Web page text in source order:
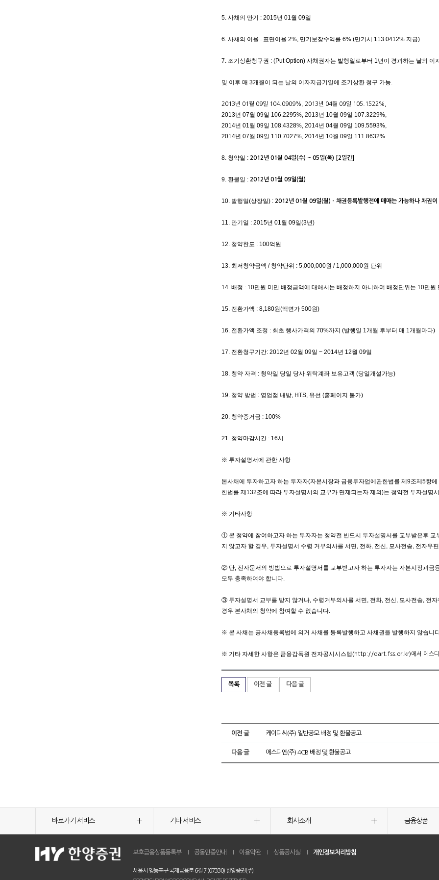
5. 사채의 만기 : 2015년 01월 09일
6. 사채의 이율 : 표면이율 2%, 만기보장수익률 6% (만기시 113.0412% 지급)
7. 조기상환청구권 : (Put Option) 사채권자는 발행일로부터 1년이 경과하는 날의 이
및 이후 매 3개월이 되는 날의 이자지급기일에 조기상환 청구 가능.
2013년 01월 09일 104.0909%, 2013년 04월 09일 105.1522%,
2013년 07월 09일 106.2295%, 2013년 10월 09일 107.3229%,
2014년 01월 09일 108.4328%, 2014년 04월 09일 109.5593%,
2014년 07월 09일 110.7027%, 2014년 10월 09일 111.8632%.
8. 청약일 : 2012년 01월 04일(수) ~ 05일(목) [2일간]
9. 환불일 : 2012년 01월 09일(월)
10. 발행일(상장일) : 2012년 01월 09일(월) - 채권등록발행전에 매매는 가능하나 채권
11. 만기일 : 2015년 01월 09일(3년)
12. 청약한도 : 100억원
13. 최저청약금액 / 청약단위 : 5,000,000원 / 1,000,000원 단위
14. 배정 : 10만원 미만 배정금액에 대해서는 배정하지 아니하며 배정단위는 10만원
15. 전환가액 : 8,180원(액면가 500원)
16. 전환가액 조정 : 최초 행사가격의 70%까지 (발행일 1개월 후부터 매 1개월마다)
17. 전환청구기간: 2012년 02월 09일 ~ 2014년 12월 09일
18. 청약 자격 : 청약일 당일 당사 위탁계좌 보유고객 (당일개설가능)
19. 청약 방법 : 영업점 내방, HTS, 유선 (홈페이지 불가)
20. 청약증거금 : 100%
21. 청약마감시간 : 16시
※ 투자설명서에 관한 사항
본사채에 투자하고자 하는 투자자(자본시장과 금융투자업에관한법률 제9조제5항
한법률 제132조에 따라 투자설명서의 교부가 면제되는자 제외)는 청약전 투자설명
※ 기타사항
① 본 청약에 참여하고자 하는 투자자는 청약전 반드시 투자설명서를 교부받은후
지 않고자 할 경우, 투자설명서 수령 거부의사를 서면, 전화, 전신, 모사전송, 전자우
② 단, 전자문서의 방법으로 투자설명서를 교부받고자 하는 투자자는 자본시장과금
모두 충족하여야 합니다.
③ 투자설명서 교부를 받지 않거나, 수령거부의사를 서면, 전화, 전신, 모사전송, 전
경우 본사채의 청약에 참여할 수 없습니다.
※ 본 사채는 공사채등록법에 의거 사채를 등록발행하고 사채권을 발행하지 않습니
※ 기타 자세한 사항은 금융감독원 전자공시시스템(http://dart.fss.or.kr)에서 에스
목록 이전 글 다음 글
이전 글 케이디씨(주) 일반공모 배정 및 환불공고
다음 글 에스디엔(주) 4CB 배정 및 환불공고
바로가기 서비스 기타 서비스 회사소개 금융상품
보호금융상품등록부 공동인증안내 이용약관 상품공시실 개인정보처리방침
서울시 영등포구 국제금융로 6길 7 (07330) 한양증권(주)